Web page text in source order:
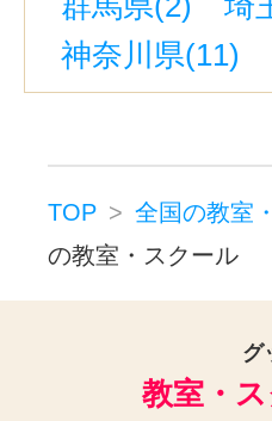
神奈川県(11)
TOP 全国の教室
の教室・スクール
グ
教室・